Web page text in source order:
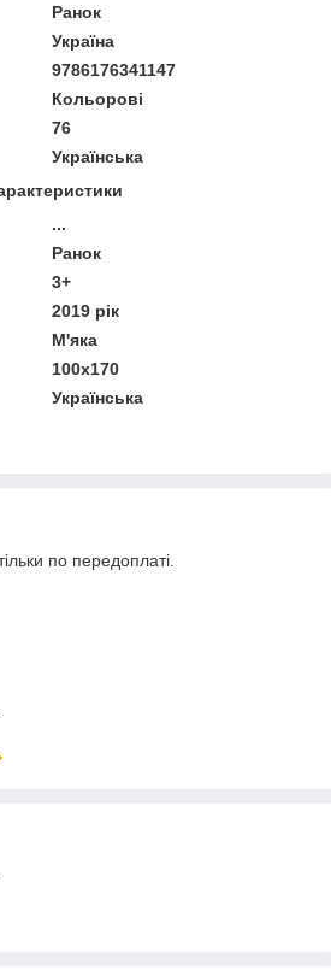
Ранок
Україна
9786176341147
Кольорові
76
Українська
...
Ранок
3+
2019 рік
М'яка
100х170
Українська
по передоплаті.